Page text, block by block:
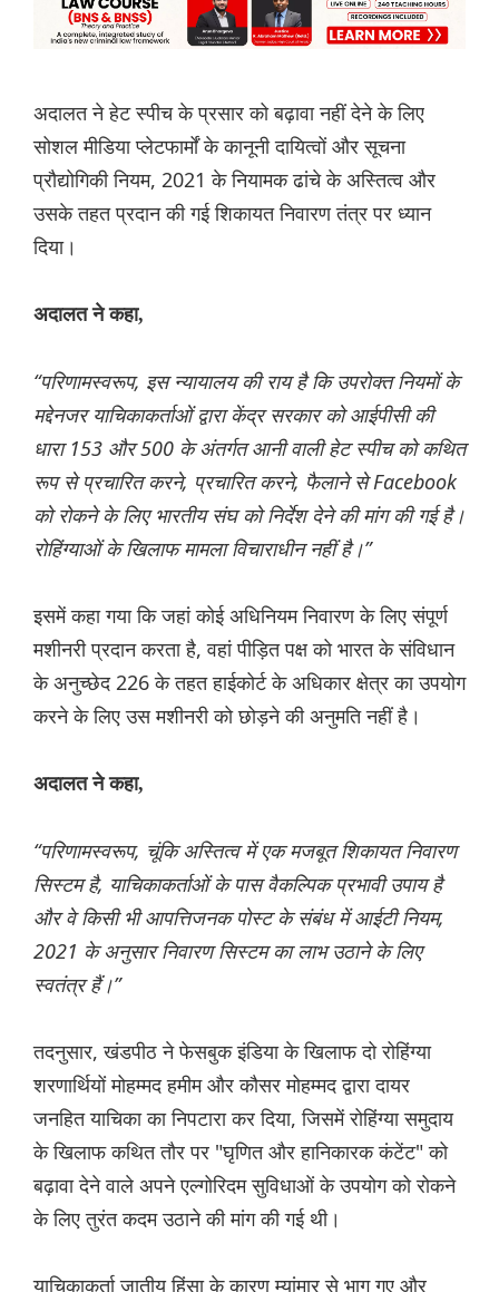
अदालत ने हेट स्पीच के प्रसार को बढ़ावा नहीं देने के लिए
सोशल मीडिया प्लेटफार्मों के कानूनी दायित्वों और सूचना
प्रौद्योगिकी नियम, 2021 के नियामक ढांचे के अस्तित्व और
उसके तहत प्रदान की गई शिकायत निवारण तंत्र पर ध्यान
दिया।
अदालत ने कहा,
“परिणामस्वरूप, इस न्यायालय की राय है कि उपरोक्त नियमों के
मद्देनजर याचिकाकर्ताओं द्वारा केंद्र सरकार को आईपीसी की
धारा 153 और 500 के अंतर्गत आनी वाली हेट स्पीच को कथित
रूप से प्रचारित करने, प्रचारित करने, फैलाने से Facebook
को रोकने के लिए भारतीय संघ को निर्देश देने की मांग की गई है।
रोहिंग्याओं के खिलाफ मामला विचाराधीन नहीं है।”
इसमें कहा गया कि जहां कोई अधिनियम निवारण के लिए संपूर्ण
मशीनरी प्रदान करता है, वहां पीड़ित पक्ष को भारत के संविधान
के अनुच्छेद 226 के तहत हाईकोर्ट के अधिकार क्षेत्र का उपयोग
करने के लिए उस मशीनरी को छोड़ने की अनुमति नहीं है।
अदालत ने कहा,
“परिणामस्वरूप, चूंकि अस्तित्व में एक मजबूत शिकायत निवारण
सिस्टम है, याचिकाकर्ताओं के पास वैकल्पिक प्रभावी उपाय है
और वे किसी भी आपत्तिजनक पोस्ट के संबंध में आईटी नियम,
2021 के अनुसार निवारण सिस्टम का लाभ उठाने के लिए
स्वतंत्र हैं।”
तदनुसार, खंडपीठ ने फेसबुक इंडिया के खिलाफ दो रोहिंग्या
शरणार्थियों मोहम्मद हमीम और कौसर मोहम्मद द्वारा दायर
जनहित याचिका का निपटारा कर दिया, जिसमें रोहिंग्या समुदाय
के खिलाफ कथित तौर पर "घृणित और हानिकारक कंटेंट" को
बढ़ावा देने वाले अपने एल्गोरिदम सुविधाओं के उपयोग को रोकने
के लिए तुरंत कदम उठाने की मांग की गई थी।
याचिकाकर्ता जातीय हिंसा के कारण म्यांमार से भाग गए और